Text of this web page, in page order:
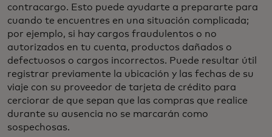
contracargo. Esto puede ayudarte a prepararte para
cuando te encuentres en una situación complicada;
por ejemplo, si hay cargos fraudulentos o no
autorizados en tu cuenta, productos dañados o
defectuosos o cargos incorrectos. Puede resultar útil
registrar previamente la ubicación y las fechas de su
viaje con su proveedor de tarjeta de crédito para
cerciorar de que sepan que las compras que realice
durante su ausencia no se marcarán como
sospechosas.